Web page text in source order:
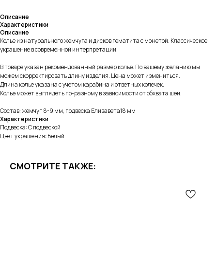
Описание
Характеристики
Описание
Колье из натурального жемчуга и дисков гематита с монетой. Классическое
украшение в современной интерпретации.
В товаре указан рекомендованный размер колье. По вашему желанию мы
можем скорректировать длину изделия. Цена может измениться.
Длина колье указана с учетом карабина и ответных колечек.
Колье может выглядеть по-разному в зависимости от обхвата шеи.
Состав: жемчуг 8-9 мм, подвеска Елизавета18 мм
Характеристики
Подвеска: С подвеской
Цвет украшения: Белый
СМОТРИТЕ ТАКЖЕ: